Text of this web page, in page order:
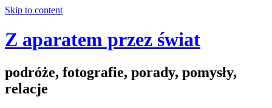
Skip to content
Z aparatem przez świat
podróże, fotografie, porady, pomysły,
relacje